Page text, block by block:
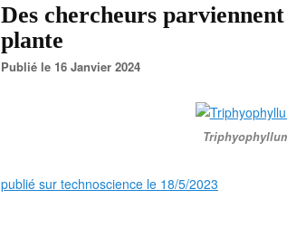
Des chercheurs
plante
Publié le 16 Janvier 2024
publié sur technoscience le 18/5/2023